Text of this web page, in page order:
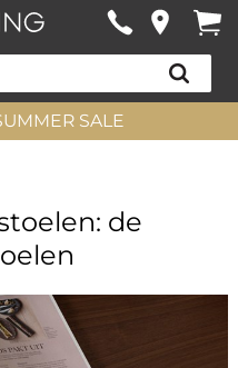
SALE
de